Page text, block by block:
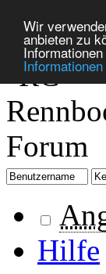
Wir
anbieten zu
Informationen
Hilfe